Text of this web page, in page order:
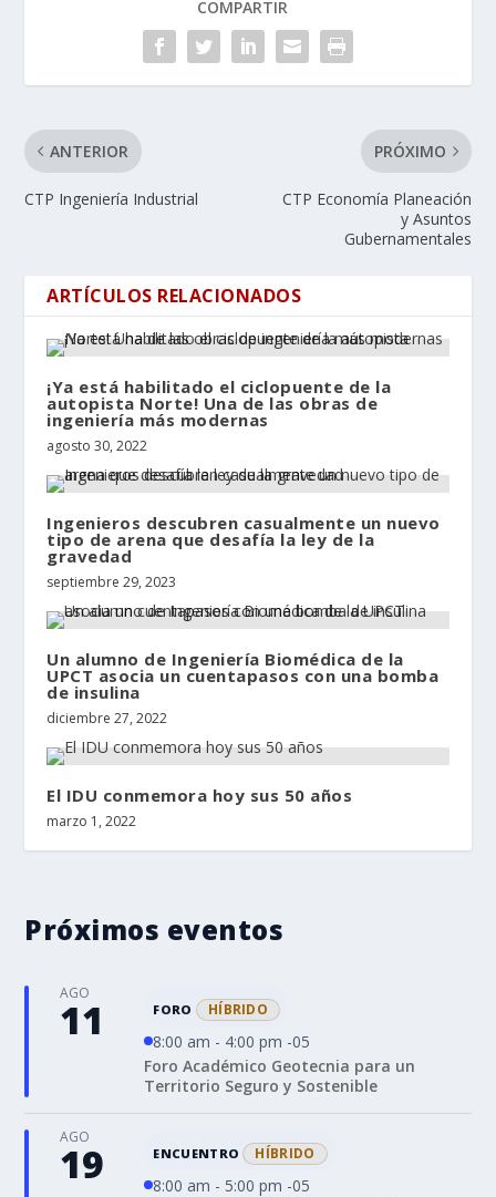
COMPARTIR
ANTERIOR
CTP Ingeniería Industrial
PRÓXIMO
CTP Economía Planeación
y Asuntos
Gubernamentales
ARTÍCULOS RELACIONADOS
¡Ya está habilitado el ciclopuente de la
autopista Norte! Una de las obras de
ingeniería más modernas
agosto 30, 2022
Ingenieros descubren casualmente un nuevo
tipo de arena que desafía la ley de la
gravedad
septiembre 29, 2023
Un alumno de Ingeniería Biomédica de la
UPCT asocia un cuentapasos con una bomba
de insulina
diciembre 27, 2022
El IDU conmemora hoy sus 50 años
marzo 1, 2022
Próximos eventos
AGO
11 FORO HÍBRIDO
8:00 am - 4:00 pm -05
Foro Académico Geotecnia para un
Territorio Seguro y Sostenible
AGO
19 ENCUENTRO HÍBRIDO
8:00 am - 5:00 pm -05